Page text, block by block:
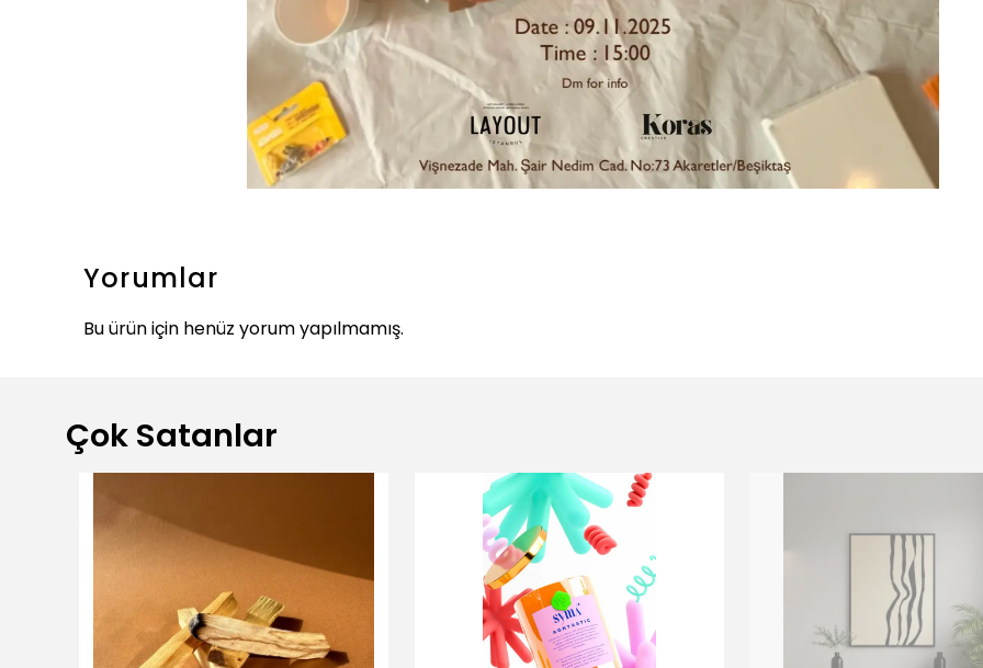
Yorumlar
Bu ürün için henüz yorum yapılmamış.
Çok Satanlar